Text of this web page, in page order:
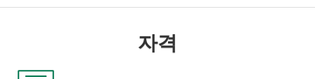
법과는 별개로 우드 씨는 1924년 빅토리아 주에 런던 왕립 국
제연구소의 투자위원회 의장으로서 수백만 달러 규모의 투자
포트폴리오를 책임지고 있습니다.
자격